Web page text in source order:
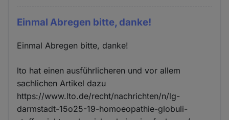
Einmal Abregen bitte, danke!
Einmal Abregen bitte, danke!
lto hat einen ausführlicheren und vor allem
sachlichen Artikel dazu
https://www.lto.de/recht/nachrichten/n/lg-
darmstadt-15o25-19-homoeopathie-globuli-